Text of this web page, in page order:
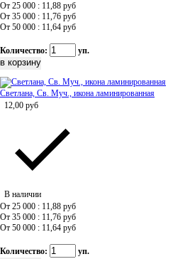
От 25 000 : 11,88 руб
От 35 000 : 11,76 руб
От 50 000 : 11,64 руб
Количество: уп.
Светлана, Св. Муч., икона ламинированная
12,00 руб
В наличии
От 25 000 : 11,88 руб
От 35 000 : 11,76 руб
От 50 000 : 11,64 руб
Количество: уп.